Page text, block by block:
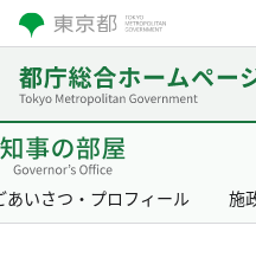
あいさつ・プロフィール 施